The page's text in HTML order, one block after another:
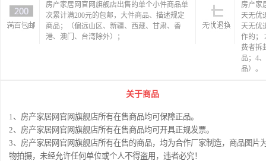
房产家居网官网旗舰店出售的单个小件商品单
次累计满200元的包邮，大件商品、描述规定
商品；（偏远山区、新疆、西藏、甘肃、香
港、澳门、台湾除外）；
房产家
天无优
天无优
作的；
费者拆
品；4
品）。
关于商品
1、房产家居网官网旗舰店所有在售商品均可保障正品。
2、房产家居网官网旗舰店所有在售商品均可开具正规发票。
3、房产家居网官网旗舰店所有在售的商品，均为合作厂家制造，商品图片
物拍摄，未经允许任何单位或个人不得盗用，违者必究！